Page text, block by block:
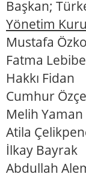
Başkan;
Yönetim
Mustafa
Fatma
Hakkı Fidan
Cumhur
Melih Yaman
Atila
İlkay Bayrak
Abdullah